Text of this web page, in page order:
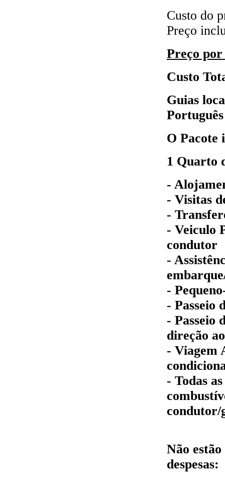
Custo do
Preço
Preço por
Custo
Guias
O Pacote
1 Quarto
-
- Visitas
-
- Veiculo
condutor
-
-
- Passeio
- Passeio
direção
- Viagem
- Todas
condutor/
Não
despesas: